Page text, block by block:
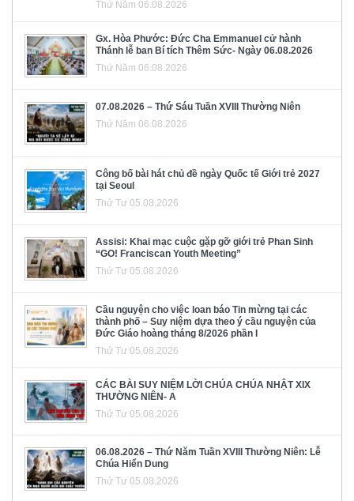
Thứ Năm 06.08.2026
Gx. Hòa Phước: Đức Cha Emmanuel cử hành
Thánh lễ ban Bí tích Thêm Sức- Ngày 06.08.2026
Thứ Năm 06.08.2026
07.08.2026 – Thứ Sáu Tuần XVIII Thường Niên
Thứ Năm 06.08.2026
Công bố bài hát chủ đề ngày Quốc tế Giới trẻ 2027
tại Seoul
Thứ Tư 05.08.2026
Assisi: Khai mạc cuộc gặp gỡ giới trẻ Phan Sinh
“GO! Franciscan Youth Meeting”
Thứ Tư 05.08.2026
Cầu nguyện cho việc loan báo Tin mừng tại các
thành phố – Suy niệm dựa theo ý cầu nguyện của
Đức Giáo hoàng tháng 8/2026 phần I
Thứ Tư 05.08.2026
CÁC BÀI SUY NIỆM LỜI CHÚA CHÚA NHẬT XIX
THƯỜNG NIÊN- A
Thứ Tư 05.08.2026
06.08.2026 – Thứ Năm Tuần XVIII Thường Niên: Lễ
Chúa Hiển Dung
Thứ Tư 05.08.2026